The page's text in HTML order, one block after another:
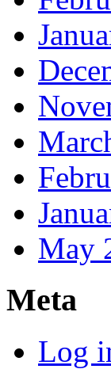
May
Meta
Log